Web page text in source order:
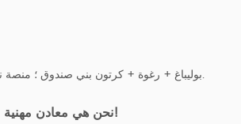
بوليباغ + رغوة + كرتون بني صندوق ؛ منصة نقالة أو صندوق خشب رقائقي أو حسب الطلب.
نحن هي معادن مهنية، نرحب بك استفسارك!